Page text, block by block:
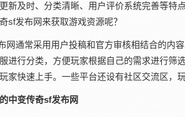
新及时、分类清晰、用户评价系统完善等特
sf发布网来获取游戏资源呢？
网通常采用用户投稿和官方审核相结合的内
进行分类，方便玩家根据自己的需求进行
家快速上手。一些平台还设有社区交流区
中变传奇sf发布网